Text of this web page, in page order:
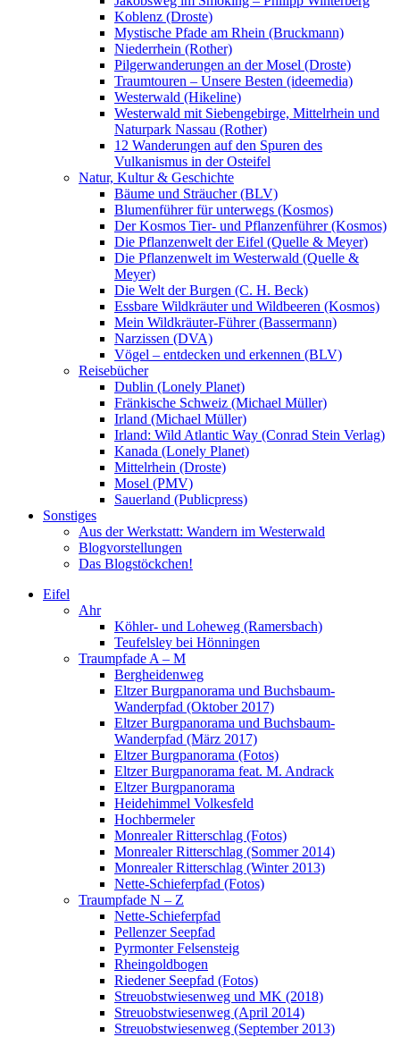
Koblenz (Droste)
Mystische Pfade am Rhein (Bruckmann)
Niederrhein (Rother)
Pilgerwanderungen an der Mosel (Droste)
Traumtouren – Unsere Besten (ideemedia)
Westerwald (Hikeline)
Westerwald mit Siebengebirge, Mittelrhein und
Naturpark Nassau (Rother)
12 Wanderungen auf den Spuren des
Vulkanismus in der Osteifel
Natur, Kultur & Geschichte
Bäume und Sträucher (BLV)
Blumenführer für unterwegs (Kosmos)
Der Kosmos Tier- und Pflanzenführer (Kosmos)
Die Pflanzenwelt der Eifel (Quelle & Meyer)
Die Pflanzenwelt im Westerwald (Quelle &
Meyer)
Die Welt der Burgen (C. H. Beck)
Essbare Wildkräuter und Wildbeeren (Kosmos)
Mein Wildkräuter-Führer (Bassermann)
Narzissen (DVA)
Vögel – entdecken und erkennen (BLV)
Reisebücher
Dublin (Lonely Planet)
Fränkische Schweiz (Michael Müller)
Irland (Michael Müller)
Irland: Wild Atlantic Way (Conrad Stein Verlag)
Kanada (Lonely Planet)
Mittelrhein (Droste)
Mosel (PMV)
Sauerland (Publicpress)
Sonstiges
Aus der Werkstatt: Wandern im Westerwald
Blogvorstellungen
Das Blogstöckchen!
Eifel
Ahr
Köhler- und Loheweg (Ramersbach)
Teufelsley bei Hönningen
Traumpfade A – M
Bergheidenweg
Eltzer Burgpanorama und Buchsbaum-
Wanderpfad (Oktober 2017)
Eltzer Burgpanorama und Buchsbaum-
Wanderpfad (März 2017)
Eltzer Burgpanorama (Fotos)
Eltzer Burgpanorama feat. M. Andrack
Eltzer Burgpanorama
Heidehimmel Volkesfeld
Hochbermeler
Monrealer Ritterschlag (Fotos)
Monrealer Ritterschlag (Sommer 2014)
Monrealer Ritterschlag (Winter 2013)
Nette-Schieferpfad (Fotos)
Traumpfade N – Z
Nette-Schieferpfad
Pellenzer Seepfad
Pyrmonter Felsensteig
Rheingoldbogen
Riedener Seepfad (Fotos)
Streuobstwiesenweg und MK (2018)
Streuobstwiesenweg (April 2014)
Streuobstwiesenweg (September 2013)